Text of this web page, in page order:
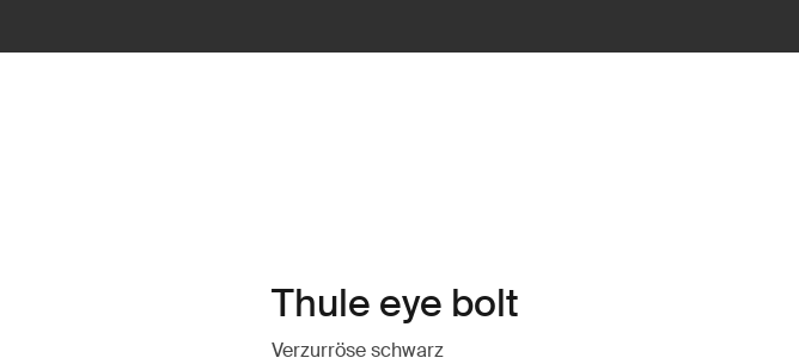
Thule eye bolt
Verzurröse schwarz